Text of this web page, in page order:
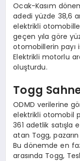
Ocak-Kasım
adedi yüzde 38,6
elektrikli
geçen yıla göre
otomobillerin payı
Elektrikli motorlu
oluşturdu.
Togg
ODMD verilerine
elektrikli otomobil
361 adetlik satışla
atan Togg,
Bu dönemde en
arasında Togg,